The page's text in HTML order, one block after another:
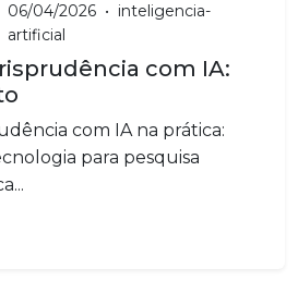
06/04/2026 • inteligencia-
artificial
com IA:
com IA na prática:
para pesquisa